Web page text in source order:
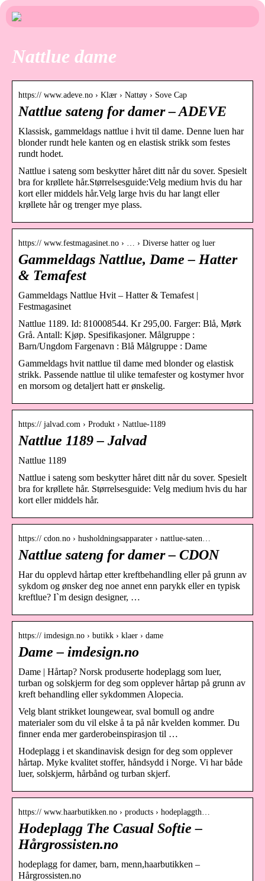
Nattlue dame
https:// www.adeve.no › Klær › Nattøy › Sove Cap
Nattlue sateng for damer – ADEVE
Klassisk, gammeldags nattlue i hvit til dame. Denne luen har
blonder rundt hele kanten og en elastisk strikk som festes
rundt hodet.
Nattlue i sateng som beskytter håret ditt når du sover. Spesielt
bra for krøllete hår.Størrelsesguide:Velg medium hvis du har
kort eller middels hår.Velg large hvis du har langt eller
krøllete hår og trenger mye plass.
https:// www.festmagasinet.no › … › Diverse hatter og luer
Gammeldags Nattlue, Dame – Hatter
& Temafest
Gammeldags Nattlue Hvit – Hatter & Temafest |
Festmagasinet
Nattlue 1189. Id: 810008544. Kr 295,00. Farger: Blå, Mørk
Grå. Antall: Kjøp. Spesifikasjoner. Målgruppe :
Barn/Ungdom Fargenavn : Blå Målgruppe : Dame
Gammeldags hvit nattlue til dame med blonder og elastisk
strikk. Passende nattlue til ulike temafester og kostymer hvor
en morsom og detaljert hatt er ønskelig.
https:// jalvad.com › Produkt › Nattlue-1189
Nattlue 1189 – Jalvad
Nattlue 1189
Nattlue i sateng som beskytter håret ditt når du sover. Spesielt
bra for krøllete hår. Størrelsesguide: Velg medium hvis du har
kort eller middels hår.
https:// cdon.no › husholdningsapparater › nattlue-saten…
Nattlue sateng for damer – CDON
Har du opplevd hårtap etter kreftbehandling eller på grunn av
sykdom og ønsker deg noe annet enn parykk eller en typisk
kreftlue? I`m design designer, …
https:// imdesign.no › butikk › klaer › dame
Dame – imdesign.no
Dame | Hårtap? Norsk produserte hodeplagg som luer,
turban og solskjerm for deg som opplever hårtap på grunn av
kreft behandling eller sykdommen Alopecia.
Velg blant strikket loungewear, sval bomull og andre
materialer som du vil elske å ta på når kvelden kommer. Du
finner enda mer garderobeinspirasjon til …
Hodeplagg i et skandinavisk design for deg som opplever
hårtap. Myke kvalitet stoffer, håndsydd i Norge. Vi har både
luer, solskjerm, hårbånd og turban skjerf.
https:// www.haarbutikken.no › products › hodeplaggth…
Hodeplagg The Casual Softie –
Hårgrossisten.no
hodeplagg for damer, barn, menn,haarbutikken –
Hårgrossisten.no